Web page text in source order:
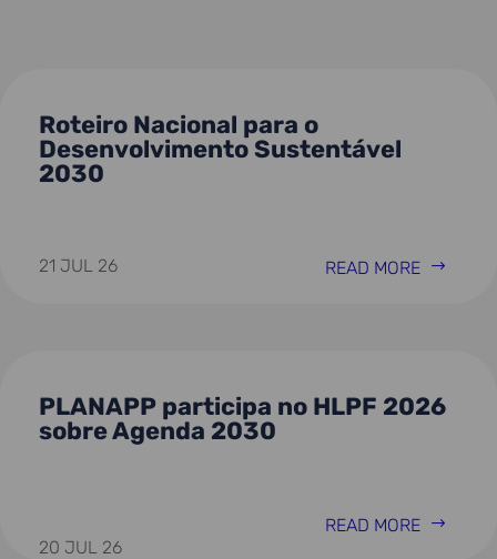
Roteiro Nacional para o
Desenvolvimento Sustentável
2030
21 JUL 26 READ MORE
PLANAPP participa no HLPF 2026
sobre Agenda 2030
20 JUL 26
READ MORE